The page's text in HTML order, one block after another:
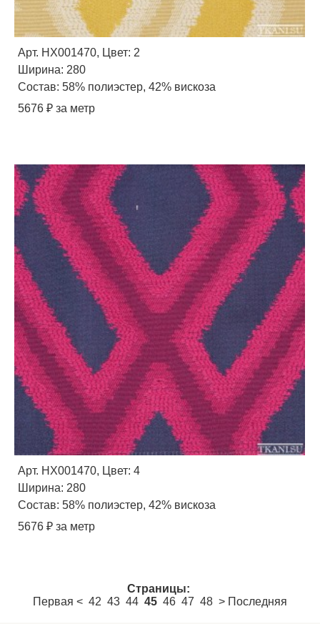
Арт. HX001470, Цвет: 2
Ширина: 280
Состав: 58% полиэстер, 42% вискоза
5676 ₽ за метр
Арт. HX001470, Цвет: 4
Ширина: 280
Состав: 58% полиэстер, 42% вискоза
5676 ₽ за метр
Страницы:
Первая < 42 43 44 45 46 47 48 > Последняя